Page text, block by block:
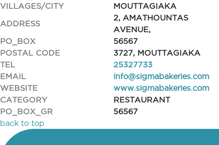
VILLAGES/CITY
MOUTTAGIAKA
ADDRESS
2, AMATHOUNTAS
AVENUE,
PO_BOX
56567
POSTAL CODE
3727, MOUTTAGIAKA
TEL
25327733
EMAIL
info@sigmabakeries.com
WEBSITE
www.sigmabakeries.com
CATEGORY
RESTAURANT
PO_BOX_GR
56567
back to top